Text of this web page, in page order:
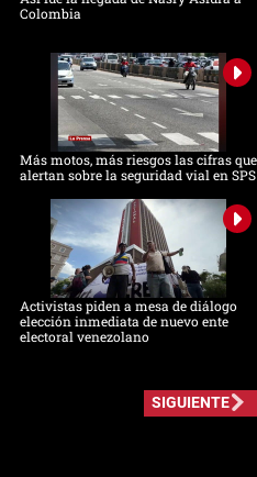
Colombia
Más motos, más riesgos las cifras que
alertan sobre la seguridad vial en SPS
Activistas piden a mesa de diálogo
elección inmediata de nuevo ente
electoral venezolano
SIGUIENTE